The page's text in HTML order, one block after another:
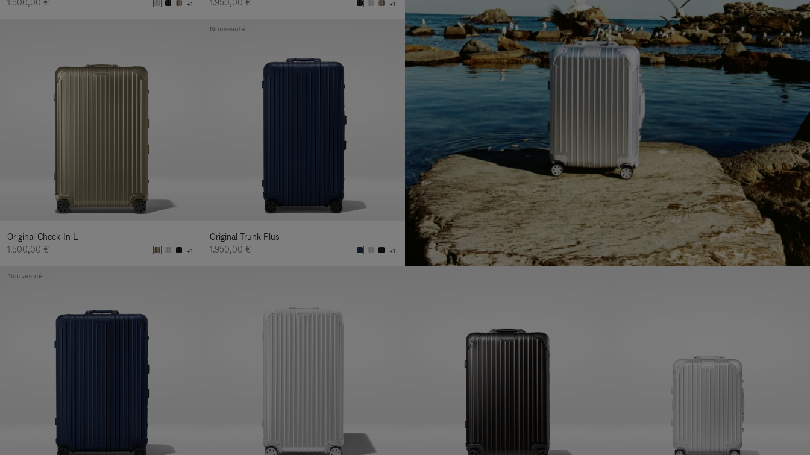
1.500,00 €
+1
1.950,00 €
+1
Original Check-In L
1.500,00 €
+1
Original Trunk Plus
1.950,00 €
+1
Nouveauté
Nouveauté